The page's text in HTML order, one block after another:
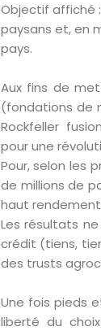
Contact
Search
Objectif affiché
paysans et, en
pays.
Aux fins de
(fondations de
Rockfeller
pour une
Pour, selon les
de millions de
haut
Les résultats
crédit (tiens,
des trusts
Une fois pieds
liberté du